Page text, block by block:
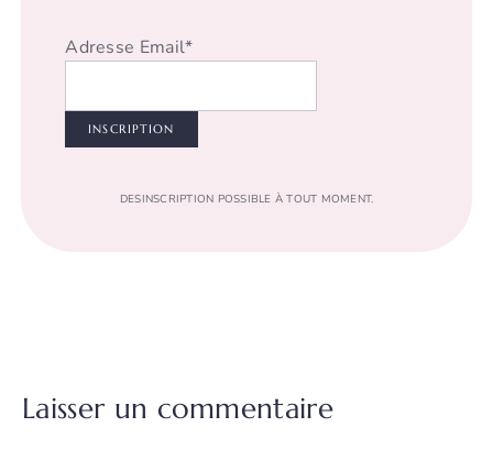
Adresse Email*
DESINSCRIPTION POSSIBLE À TOUT MOMENT.
Laisser un commentaire